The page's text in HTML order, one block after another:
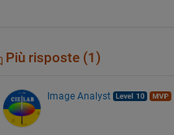
Più risposte (1)
Image Analyst